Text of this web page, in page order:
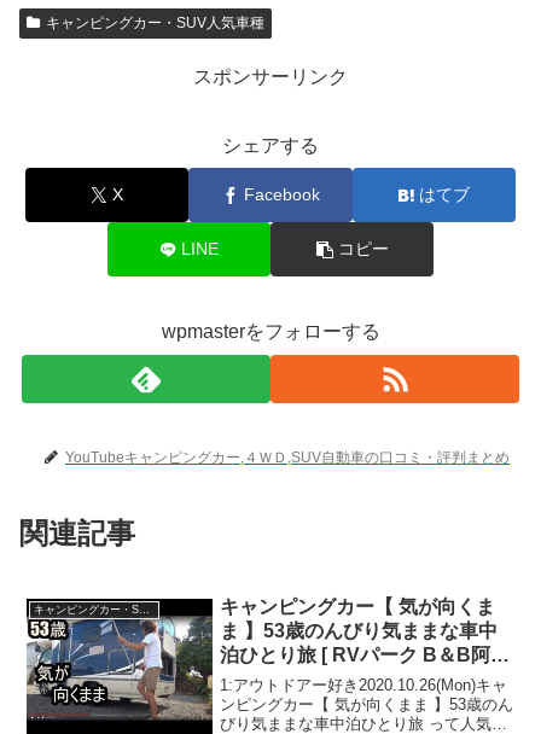
キャンピングカー・SUV人気車種
スポンサーリンク
シェアする
X Facebook はてブ
LINE コピー
wpmasterをフォローする
YouTubeキャンピングカー,４ＷＤ,SUV自動車の口コミ・評判まとめ
関連記事
キャンピングカー・SUV人気車種
キャンピングカー【 気が向くま
ま 】53歳のんびり気ままな車中
泊ひとり旅 [ RVパーク B＆B阿蘇
]1:アウトドアー好き2020.10.26(Mon)キャ
ンピングカー【 気が向くまま 】53歳のん
びり気ままな車中泊ひとり旅 って人気で